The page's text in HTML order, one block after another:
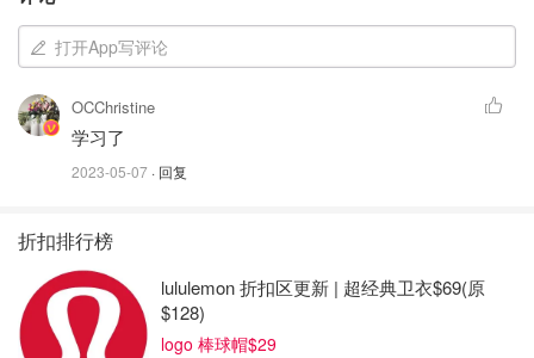
打开App写评论
OCChristine
学习了
2023-05-07 · 回复
折扣排行榜
lululemon 折扣区更新 | 超经典卫衣$69(原
$128)
logo 棒球帽$29